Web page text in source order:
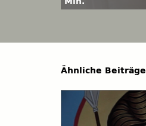
Ähnliche Beiträge